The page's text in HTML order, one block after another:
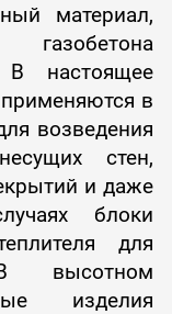
материал,
В настоящее
в
возведения
стен,
и даже
блоки
для
высотном
изделия